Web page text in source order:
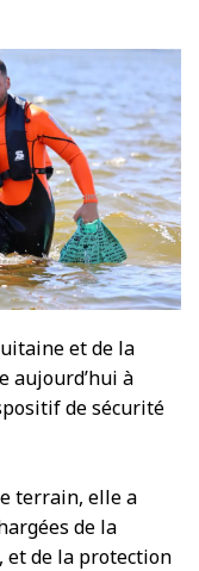
et de la
aujourd’hui à
de sécurité
terrain, elle a
de la
et de la protection